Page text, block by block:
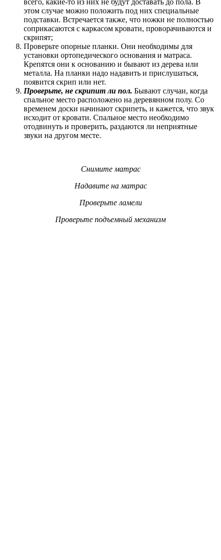
всего, какие-то из них не будут доставать до пола. В
этом случае можно положить под них специальные
подставки. Встречается также, что ножки не полностью
соприкасаются с каркасом кровати, проворачиваются и
скрипят;
Проверьте опорные планки. Они необходимы для
установки ортопедического основания и матраса.
Крепятся они к основанию и бывают из дерева или
металла. На планки надо надавить и прислушаться,
появится скрип или нет.
Проверьте, не скрипит ли пол. Бывают случаи, когда
спальное место расположено на деревянном полу. Со
временем доски начинают скрипеть, и кажется, что звук
исходит от кровати. Спальное место необходимо
отодвинуть и проверить, раздаются ли неприятные
звуки на другом месте.
Снимите матрас
Надавите на матрас
Проверьте ламели
Проверьте подъемный механизм